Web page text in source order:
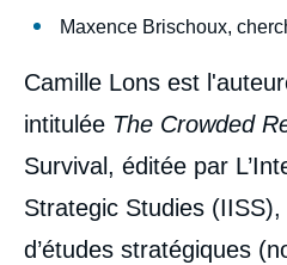
Maxence Brischoux,
Camille Lons est
intitulée The Crowded
Survival, éditée par
Strategic Studies
d’études stratégiques